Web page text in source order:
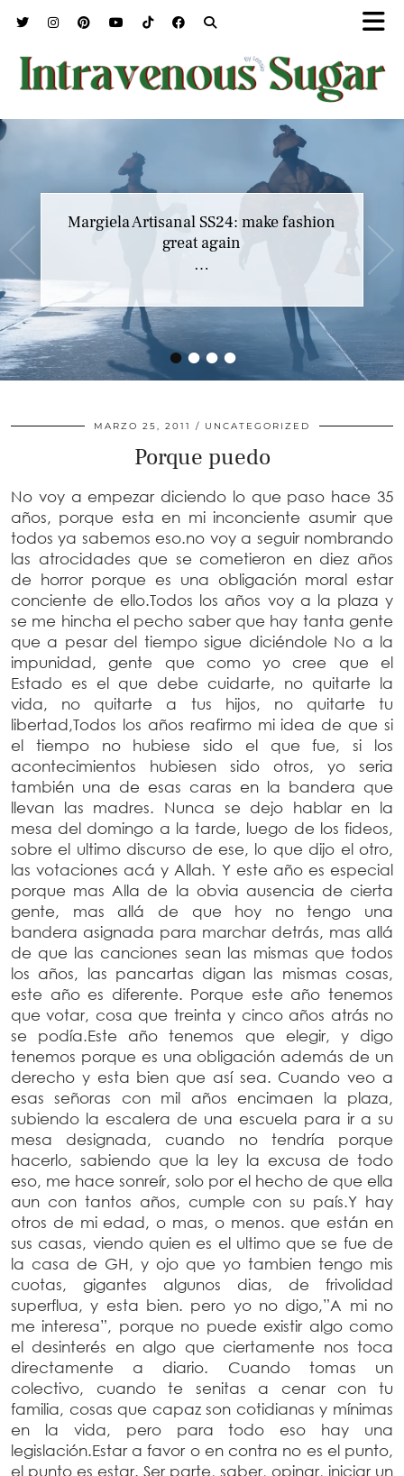
••••
Margiela Artisanal SS24: make fashion
great again
…
MARZO 25, 2011 UNCATEGORIZED
Porque puedo
No voy a empezar diciendo lo que paso hace 35
años, porque esta en mi inconciente asumir que
todos ya sabemos eso.no voy a seguir nombrando
las atrocidades que se cometieron en diez años
de horror porque es una obligación moral estar
conciente de ello.Todos los años voy a la plaza y
se me hincha el pecho saber que hay tanta gente
que a pesar del tiempo sigue diciéndole No a la
impunidad, gente que como yo cree que el
Estado es el que debe cuidarte, no quitarte la
vida, no quitarte a tus hijos, no quitarte tu
libertad,Todos los años reafirmo mi idea de que si
el tiempo no hubiese sido el que fue, si los
acontecimientos hubiesen sido otros, yo seria
también una de esas caras en la bandera que
llevan las madres. Nunca se dejo hablar en la
mesa del domingo a la tarde, luego de los fideos,
sobre el ultimo discurso de ese, lo que dijo el otro,
las votaciones acá y Allah. Y este año es especial
porque mas Alla de la obvia ausencia de cierta
gente, mas allá de que hoy no tengo una
bandera asignada para marchar detrás, mas allá
de que las canciones sean las mismas que todos
los años, las pancartas digan las mismas cosas,
este año es diferente. Porque este año tenemos
que votar, cosa que treinta y cinco años atrás no
se podía.Este año tenemos que elegir, y digo
tenemos porque es una obligación además de un
derecho y esta bien que así sea. Cuando veo a
esas señoras con mil años encimaen la plaza,
subiendo la escalera de una escuela para ir a su
mesa designada, cuando no tendría porque
hacerlo, sabiendo que la ley la excusa de todo
eso, me hace sonreír, solo por el hecho de que ella
aun con tantos años, cumple con su país.Y hay
otros de mi edad, o mas, o menos. que están en
sus casas, viendo quien es el ultimo que se fue de
la casa de GH, y ojo que yo tambien tengo mis
cuotas, gigantes algunos dias, de frivolidad
superflua, y esta bien. pero yo no digo,”A mi no
me interesa”, porque no puede existir algo como
el desinterés en algo que ciertamente nos toca
directamente a diario. Cuando tomas un
colectivo, cuando te senitas a cenar con tu
familia, cosas que capaz son cotidianas y mínimas
en la vida, pero para todo eso hay una
legislación.Estar a favor o en contra no es el punto,
el punto es estar. Ser parte, saber, opinar, iniciar un